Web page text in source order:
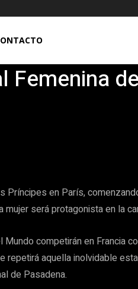
Femenina
Príncipes en París,
será protagonista en la
competirán en Francia
repetirá aquella inolvidable
de Pasadena.